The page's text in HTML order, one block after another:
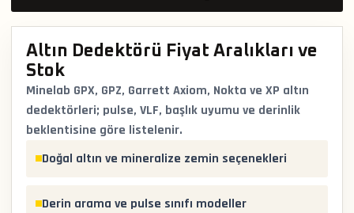
Altın Dedektörü Fiyat Aralıkları ve
Stok
Minelab GPX, GPZ, Garrett Axiom, Nokta ve XP altın
dedektörleri; pulse, VLF, başlık uyumu ve derinlik
beklentisine göre listelenir.
Doğal altın ve mineralize zemin seçenekleri
Derin arama ve pulse sınıfı modeller